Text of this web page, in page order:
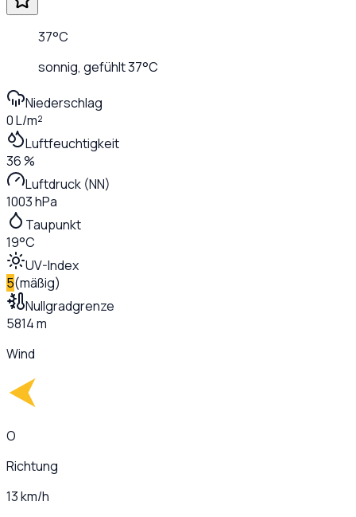
37°C
sonnig, gefühlt37°C
Niederschlag
0 L/m²
Luftfeuchtigkeit
36 %
Luftdruck (NN)
1003 hPa
Taupunkt
19°C
UV-Index
5(mäßig)
Nullgradgrenze
5814 m
Wind
O
Richtung
13 km/h